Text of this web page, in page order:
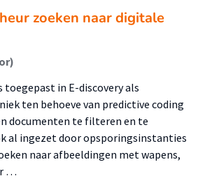
zoeken naar digitale
toegepast in E-discovery als
ten behoeve van predictive coding
documenten te filteren en te
al ingezet door opsporingsinstanties
naar afbeeldingen met wapens,
…